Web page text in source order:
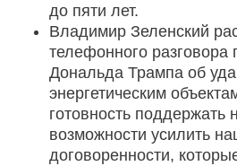
до пяти лет.
Владимир Зеленский
телефонного
Дональда Трампа об
энергетическим
готовность поддержать
возможности усилить
договоренности,